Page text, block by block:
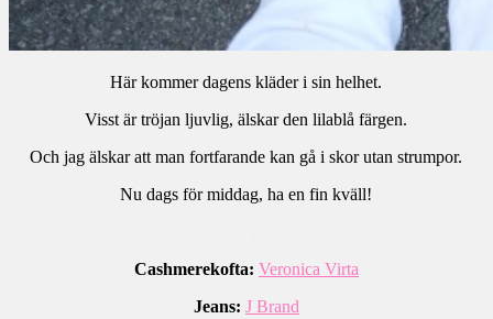
Här kommer dagens kläder i sin helhet.
Visst är tröjan ljuvlig, älskar den lilablå färgen.
Och jag älskar att man fortfarande kan gå i skor utan strumpor.
Nu dags för middag, ha en fin kväll!
Cashmerekofta: Veronica Virta
Jeans: J Brand